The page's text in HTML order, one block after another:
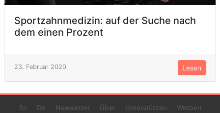
Sportzahnmedizin: auf der Suche nach
dem einen Prozent
23. Februar 2020 Lesen
En De Newsletter Über Unterstützen
Werben